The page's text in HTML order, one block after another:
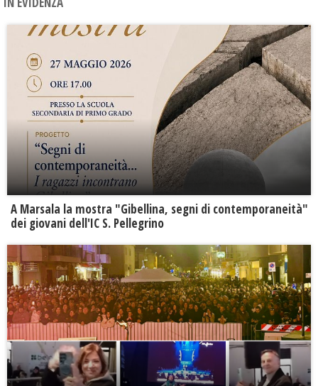
A Marsala la mostra "Gibellina, segni di contemporaneità"
dei giovani dell'IC S. Pellegrino